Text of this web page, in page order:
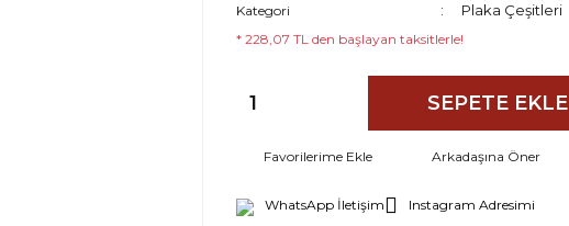
Kategori Plaka Çeşitleri
* 228,07 TL den başlayan taksitlerle!
SEPETE EKLE
Arkadaşına Öner
WhatsApp İletişim Instagram Adresimi